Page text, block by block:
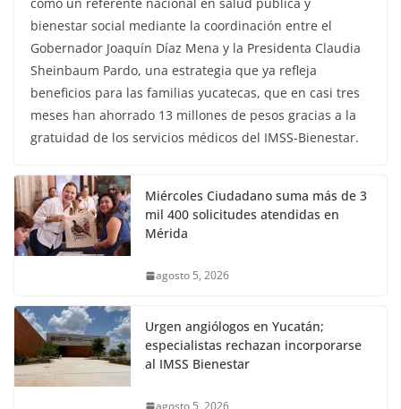
bienestar social mediante la coordinación entre el
Gobernador Joaquín Díaz Mena y la Presidenta Claudia
Sheinbaum Pardo, una estrategia que ya refleja
beneficios para las familias yucatecas, que en casi tres
meses han ahorrado 13 millones de pesos gracias a la
gratuidad de los servicios médicos del IMSS-Bienestar.
Miércoles Ciudadano suma más de 3
mil 400 solicitudes atendidas en
Mérida
agosto 5, 2026
Urgen angiólogos en Yucatán;
especialistas rechazan incorporarse
al IMSS Bienestar
agosto 5, 2026